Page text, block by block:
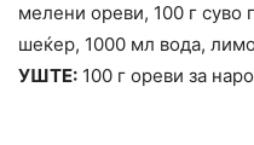
мелени ореви, 100 г суво
шеќер, 1000 мл вода,
УШТЕ: 100 г ореви за